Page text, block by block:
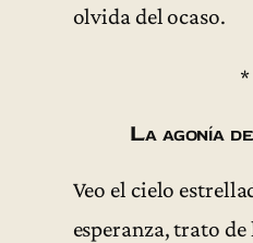
olvida del ocaso.
*
La agonía
Veo el cielo
esperanza, trato